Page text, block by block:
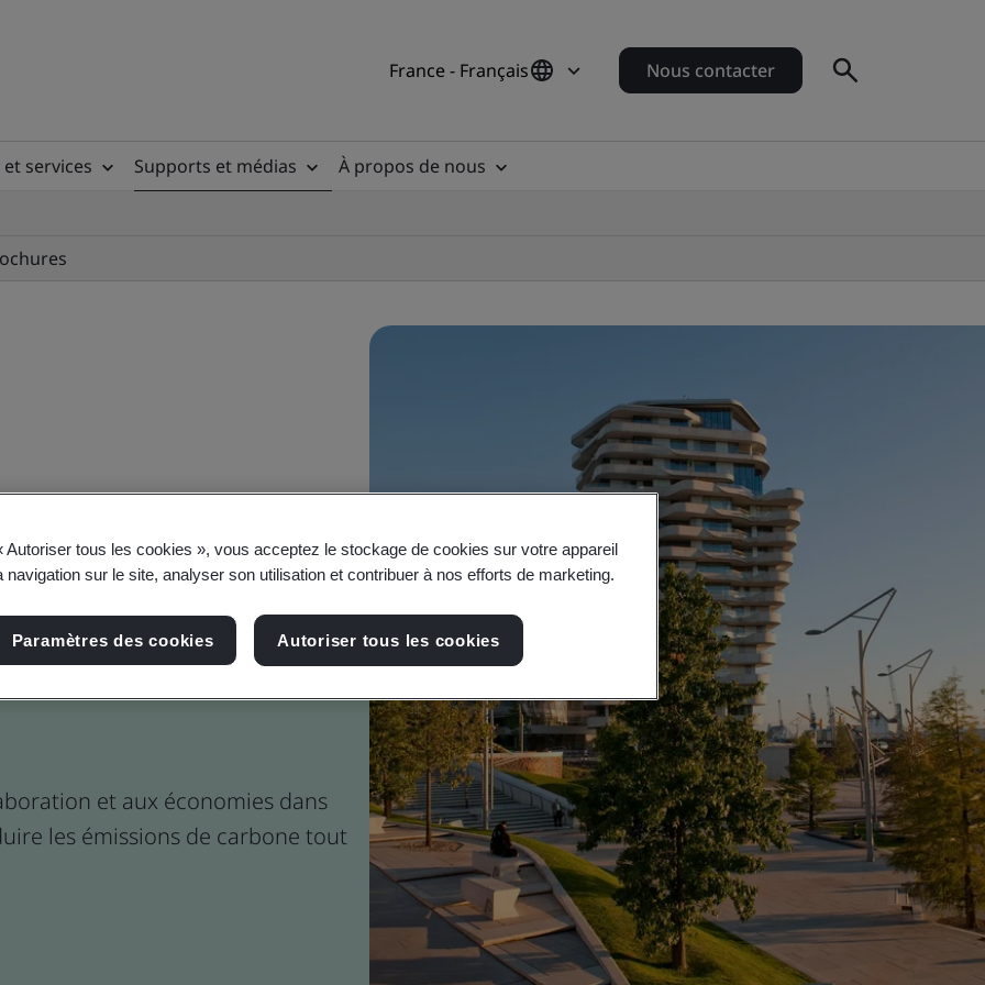
France - Français Nous contacter
services Supports et médias
À propos de nous
pour la
du carbone dans
et aux économies dans
les émissions de carbone tout
Autoriser tous les cookies », vous acceptez le stockage de cookies sur votre appareil
navigation sur le site, analyser son utilisation et contribuer à nos efforts de marketing.
Paramètres des cookies Autoriser tous les cookies